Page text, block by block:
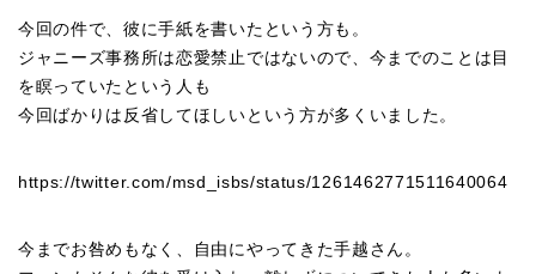
今回の件で、彼に手紙を書いたという方も。
ジャニーズ事務所は恋愛禁止ではないので、今までのことは目
を瞑っていたという人も
今回ばかりは反省してほしいという方が多くいました。
https://twitter.com/msd_isbs/status/1261462771511640064
今までお咎めもなく、自由にやってきた手越さん。